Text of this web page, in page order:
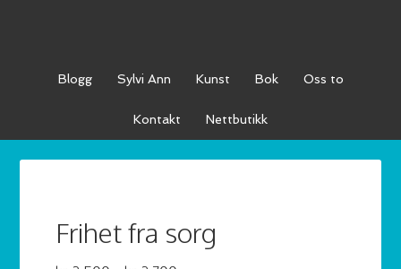
Blogg Sylvi Ann Kunst Bok Oss to
Kontakt Nettbutikk
Frihet fra sorg